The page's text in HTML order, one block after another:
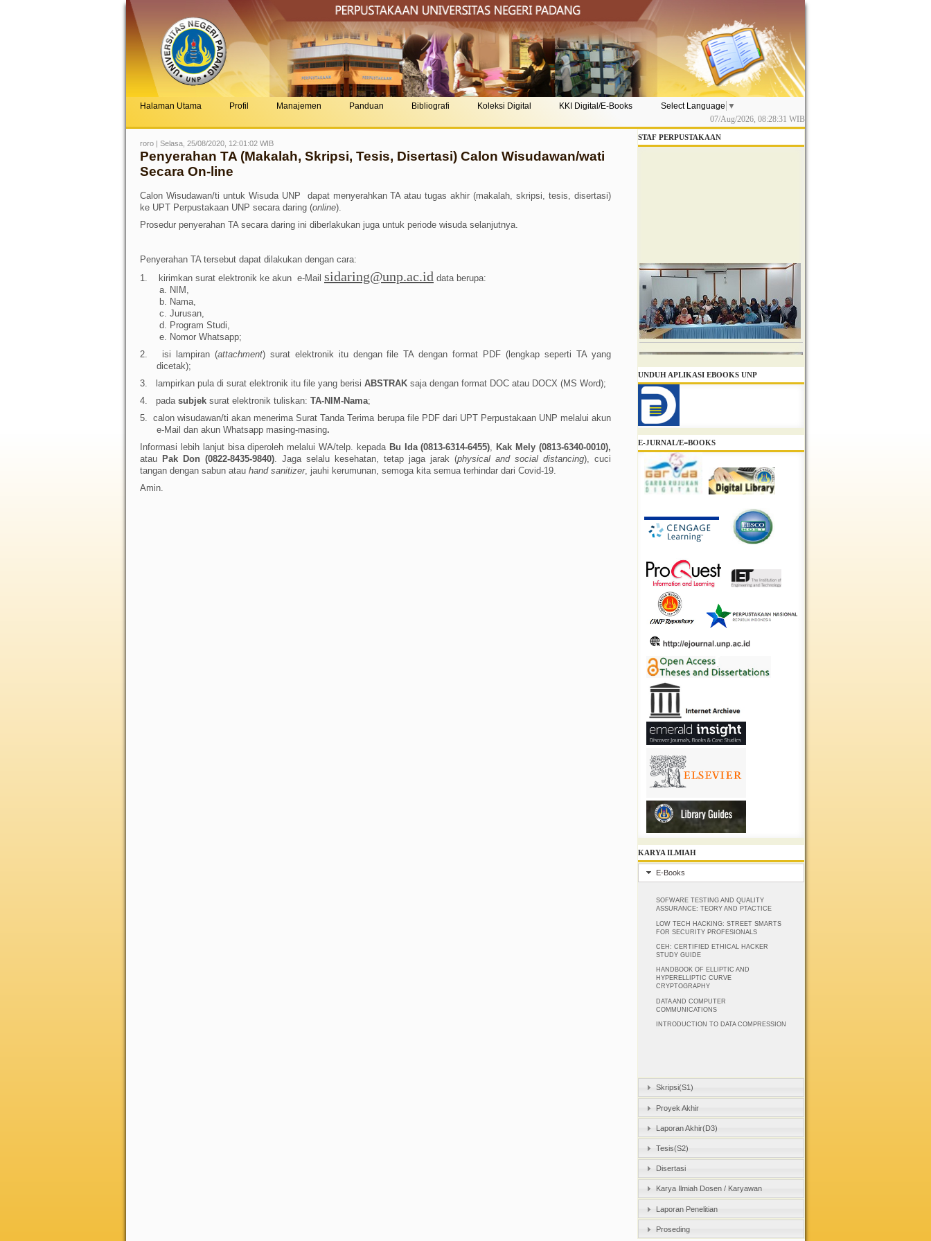
Halaman Utama Profil Manajemen Panduan Bibliografi Koleksi Digital KKI Digital/E-Books Select Language ▼
07/Aug/2026, 08:28:31 WIB
roro | Selasa, 25/08/2020, 12:01:02 WIB
Penyerahan TA (Makalah, Skripsi, Tesis, Disertasi) Calon Wisudawan/wati
Secara On-line
Calon Wisudawan/ti untuk Wisuda UNP dapat menyerahkan TA atau tugas akhir (makalah, skripsi, tesis, disertasi)
ke UPT Perpustakaan UNP secara daring (online).
Prosedur penyerahan TA secara daring ini diberlakukan juga untuk periode wisuda selanjutnya.
Penyerahan TA tersebut dapat dilakukan dengan cara:
1.
kirimkan surat elektronik ke akun e-Mail sidaring@unp.ac.id data berupa:
a. NIM,
b. Nama,
c. Jurusan,
d. Program Studi,
e. Nomor Whatsapp;
2.
isi lampiran (attachment) surat elektronik itu dengan file TA dengan format PDF (lengkap seperti TA yang
dicetak);
3.
lampirkan pula di surat elektronik itu file yang berisi ABSTRAK saja dengan format DOC atau DOCX (MS Word);
4.
pada subjek surat elektronik tuliskan: TA-NIM-Nama;
5.
calon wisudawan/ti akan menerima Surat Tanda Terima berupa file PDF dari UPT Perpustakaan UNP melalui akun
e-Mail dan akun Whatsapp masing-masing.
Informasi lebih lanjut bisa diperoleh melalui WA/telp. kepada Bu Ida (0813-6314-6455), Kak Mely (0813-6340-0010),
atau Pak Don (0822-8435-9840). Jaga selalu kesehatan, tetap jaga jarak (physical and social distancing), cuci
tangan dengan sabun atau hand sanitizer, jauhi kerumunan, semoga kita semua terhindar dari Covid-19.
Amin.
STAF PERPUSTAKAAN
UNDUH APLIKASI EBOOKS UNP
E-JURNAL/E=BOOKS
KARYA ILMIAH
E-Books
SOFWARE TESTING AND QUALITY
ASSURANCE: TEORY AND PTACTICE
LOW TECH HACKING: STREET SMARTS
FOR SECURITY PROFESIONALS
CEH: CERTIFIED ETHICAL HACKER
STUDY GUIDE
HANDBOOK OF ELLIPTIC AND
HYPERELLIPTIC CURVE
CRYPTOGRAPHY
DATA AND COMPUTER
COMMUNICATIONS
INTRODUCTION TO DATA COMPRESSION
Skripsi(S1)
Proyek Akhir
Laporan Akhir(D3)
Tesis(S2)
Disertasi
Karya Ilmiah Dosen / Karyawan
Laporan Penelitian
Proseding